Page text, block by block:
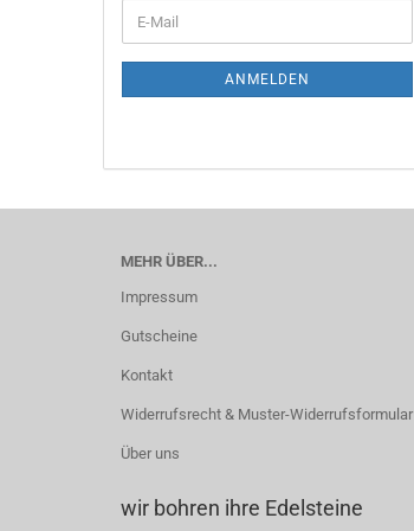
ZUR
E-
Mail
ANMELDEN
MEHR ÜBER...
Impressum
Gutscheine
Kontakt
Widerrufsrecht & Muster-Widerrufsformular
Über uns
wir bohren ihre Edelsteine